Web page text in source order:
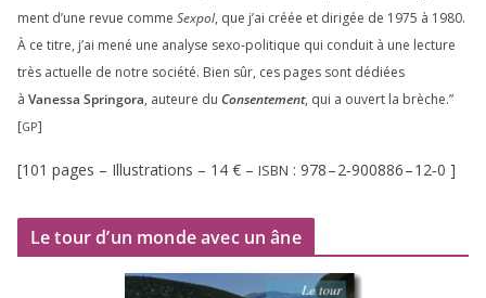
ment d’une revue comme Sexpol, que j’ai créée et diri­gée de 1975 à 1980.
À ce titre, j’ai mené une ana­lyse sexo-poli­tique qui conduit à une lec­ture
très actuelle de notre socié­té. Bien sûr, ces pages sont dédiées
à Vanessa Springora, auteure du Consentement, qui a ouvert la brèche.”
[GP]
[101 pages – Illustrations – 14 € – ISBN : 978–2‑900886–12‑0 ]
Le tour d’un monde avec un âne